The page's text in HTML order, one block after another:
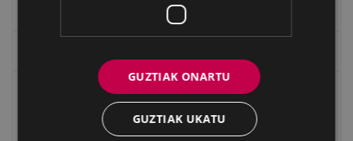
Eibarko Idazlanen Datu-basea
GUZTIAK ONARTU
GUZTIAK UKATU